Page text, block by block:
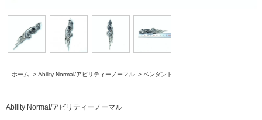
ホーム > Ability Normal/アビリティーノーマル > ペンダント
Ability Normal/アビリティーノーマル